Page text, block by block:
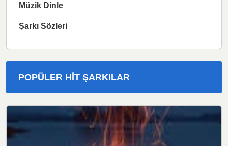
Müzik Dinle
Şarkı Sözleri
POPÜLER HIT ŞARKILAR